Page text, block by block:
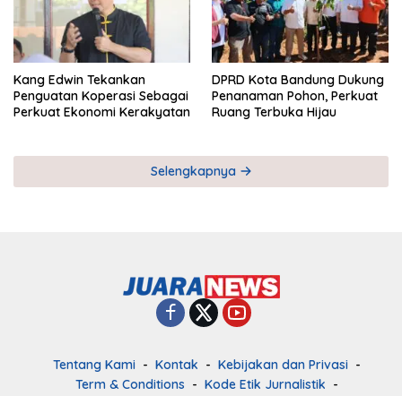
Kang Edwin Tekankan
Penguatan Koperasi Sebagai
Perkuat Ekonomi Kerakyatan
DPRD Kota Bandung Dukung
Penanaman Pohon, Perkuat
Ruang Terbuka Hijau
Selengkapnya
Tentang Kami Kontak
Kebijakan dan Privasi
Term & Conditions
Kode Etik Jurnalistik